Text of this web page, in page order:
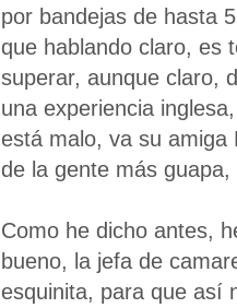
por bandejas de hasta
que hablando claro, es
superar, aunque claro,
una experiencia
está malo, va su amiga
de la gente más
Como he dicho antes,
bueno, la jefa de
esquinita, para que así